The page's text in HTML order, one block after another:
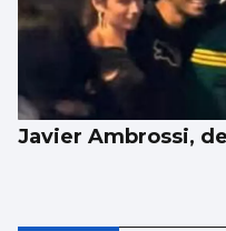
Javier Ambrossi,